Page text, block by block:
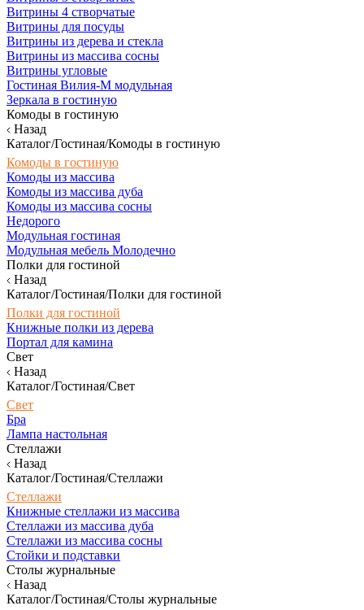
Витрины 4 створчатые
Витрины для посуды
Витрины из дерева и стекла
Витрины из массива сосны
Витрины угловые
Гостиная Вилия-М модульная
Зеркала в гостиную
Комоды в гостиную
Назад
Каталог/Гостиная/Комоды в гостиную
Комоды в гостиную
Комоды из массива
Комоды из массива дуба
Комоды из массива сосны
Недорого
Модульная гостиная
Модульная мебель Молодечно
Полки для гостиной
Назад
Каталог/Гостиная/Полки для гостиной
Полки для гостиной
Книжные полки из дерева
Портал для камина
Свет
Назад
Каталог/Гостиная/Свет
Свет
Бра
Лампа настольная
Стеллажи
Назад
Каталог/Гостиная/Стеллажи
Стеллажи
Книжные стеллажи из массива
Стеллажи из массива дуба
Стеллажи из массива сосны
Стойки и подставки
Столы журнальные
Назад
Каталог/Гостиная/Столы журнальные